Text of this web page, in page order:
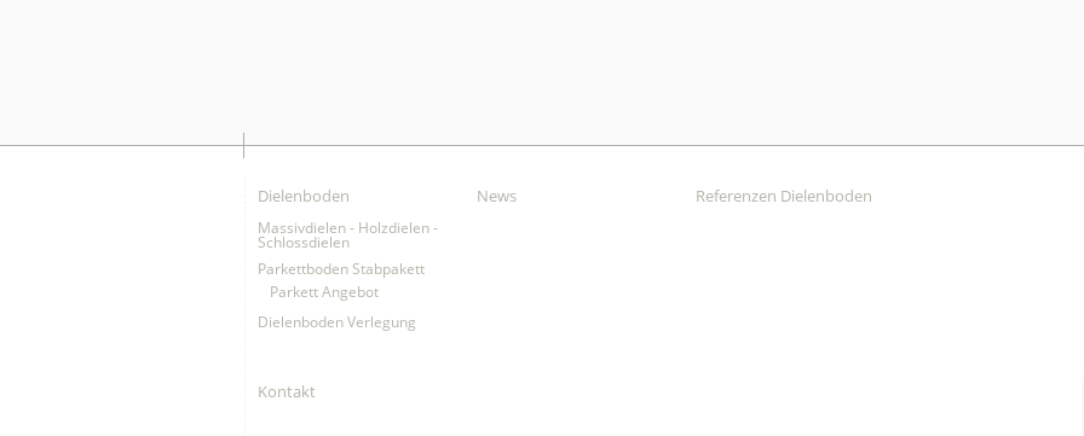
Dielenboden
Massivdielen - Holzdielen -
Schlossdielen
Parkettboden Stabpakett
Parkett Angebot
Dielenboden Verlegung
News Referenzen Dielenboden
Kontakt